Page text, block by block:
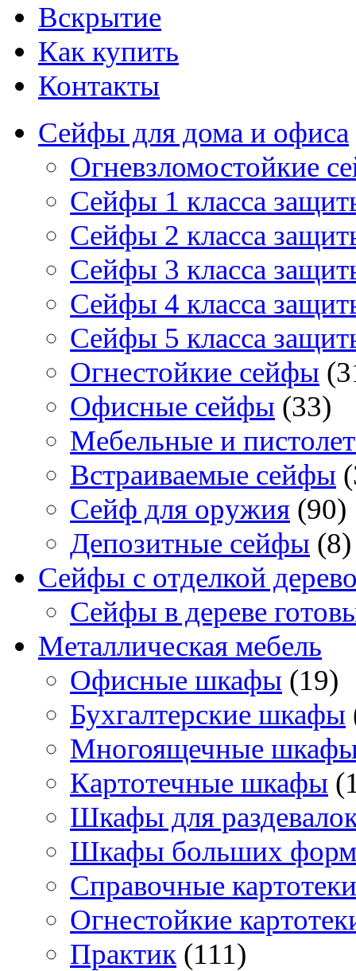
Вскрытие
Как купить
Контакты
Сейфы для дома и офиса
Огневзломостойкие
Сейфы 1 класса
Сейфы 2 класса
Сейфы 3 класса
Сейфы 4 класса
Сейфы 5 класса
Огнестойкие сейфы
Офисные сейфы (33)
Мебельные и
Встраиваемые сейфы
Сейф для оружия (90)
Депозитные сейфы (8)
Сейфы с отделкой
Сейфы в дереве
Металлическая мебель
Офисные шкафы (19)
Бухгалтерские шкафы
Многоящечные
Картотечные шкафы
Шкафы для
Шкафы больших
Справочные картотеки
Огнестойкие
Практик (111)